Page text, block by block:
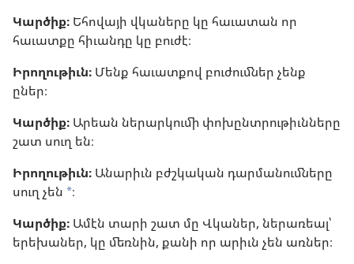
Կարծիք։ Եհովայի վկաները կը հաւատան որ
հաւատքը հիւանդը կը բուժէ։
Իրողութիւն։ Մենք հաւատքով բուժումներ չենք
ըներ։
Կարծիք։ Արեան ներարկումի փոխընտրութիւնները
շատ սուղ են։
Իրողութիւն։ Անարիւն բժշկական դարմանումները
սուղ չեն a։
Կարծիք։ Ամէն տարի շատ մը Վկաներ, ներառեալ՝
երեխաներ, կը մեռնին, քանի որ արիւն չեն առներ։